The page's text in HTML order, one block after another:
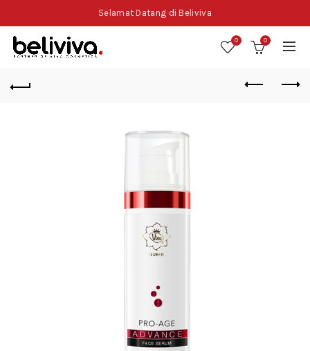
Selamat Datang di Beliviva
0 0